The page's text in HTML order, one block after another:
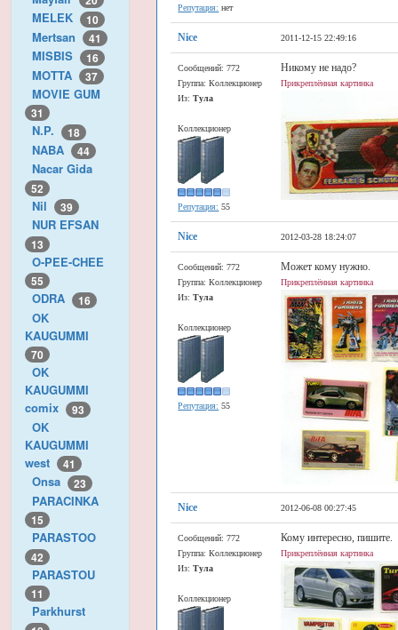
MELEK 10
Mertsan 41
MISBIS 16
MOTTA 37
MOVIE GUM
31
N.P. 18
NABA 44
Nacar Gida
52
Nil 39
NUR EFSAN
13
O-PEE-CHEE
55
ODRA 16
OK
KAUGUMMI
70
OK
KAUGUMMI
comix
93
OK
KAUGUMMI
west
41
Onsa 23
PARACINKA
15
PARASTOO
42
PARASTOU
11
Parkhurst
Репутация: нет
Nice 2011-12-15 22:49:16
Сообщений: 772
Группа: Коллекционер
Из:Тула
Коллекционер
Репутация: 55
Никому не надо?
Прикреплённая картинка
Nice 2012-03-28 18:24:07
Сообщений: 772
Группа: Коллекционер
Из:Тула
Коллекционер
Репутация: 55
Может кому нужно.
Прикреплённая картинка
Nice 2012-06-08 00:27:45
Сообщений: 772
Группа: Коллекционер
Из:Тула
Коллекционер
Кому интересно, пишите.
Прикреплённая картинка